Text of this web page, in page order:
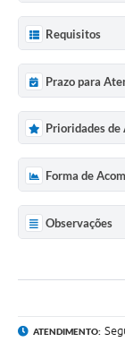
Requisitos
Prazo para
Prioridades
Forma de
Observações
ATENDIMENTO: